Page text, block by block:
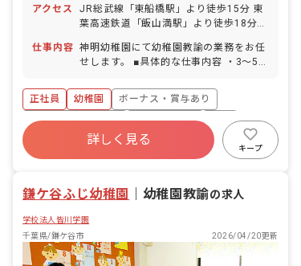
アクセス
JR総武線「東船橋駅」より徒歩15分 東
葉高速鉄道「飯山満駅」より徒歩18分
1分 ■マイカー・バイク・自転車通勤
OK（駐車場完備）
仕事内容 神明幼稚園にて幼稚園教諭の業務をお任
せします。 ■具体的な仕事内容 ・3～5歳
案月案作成 ・その他幼稚園教諭として不
随する業務
正社員 幼稚園
ボーナス・賞与あり
年間休日120日以上
社会保険完備
福利厚生充実
退職金制度
昇給昇進あり
詳しく見る
キープ
鎌ケ谷ふじ幼稚園 幼稚園教諭の求人
学校法人皆川学園
千葉県/鎌ケ谷市
2026/04/20更新